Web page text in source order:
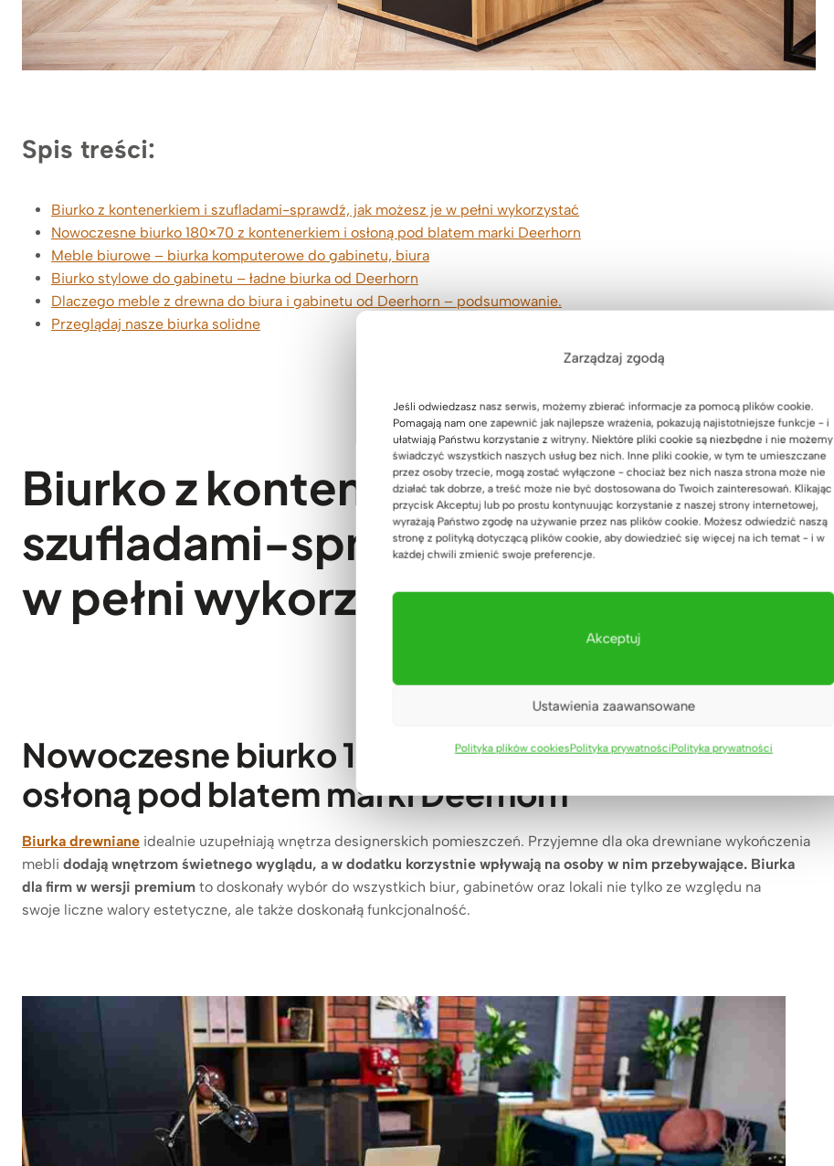
Zarządzaj zgodą
Jeśli odwiedzasz nasz serwis, możemy zbierać informacje za pomocą plików cookie.
Pomagają nam one zapewnić jak najlepsze wrażenia, pokazują najistotniejsze funkcje - i
ułatwiają Państwu korzystanie z witryny. Niektóre pliki cookie są niezbędne i nie możemy
świadczyć wszystkich naszych usług bez nich. Inne pliki cookie, w tym te umieszczane
przez osoby trzecie, mogą zostać wyłączone - chociaż bez nich nasza strona może nie
działać tak dobrze, a treść może nie być dostosowana do Twoich zainteresowań. Klikając
przycisk Akceptuj lub po prostu kontynuując korzystanie z naszej strony internetowej,
wyrażają Państwo zgodę na używanie przez nas plików cookie. Możesz odwiedzić naszą
stronę z polityką dotyczącą plików cookie, aby dowiedzieć się więcej na ich temat - i w
każdej chwili zmienić swoje preferencje.
Akceptuj
Ustawienia zaawansowane
Polityka plików cookiesPolityka prywatnościPolityka prywatności
Spis treści:
Biurko z kontenerkiem i szufladami-sprawdź, jak możesz je w pełni wykorzystać
Nowoczesne biurko 180×70 z kontenerkiem i osłoną pod blatem marki Deerhorn
Meble biurowe – biurka komputerowe do gabinetu, biura
Biurko stylowe do gabinetu – ładne biurka od Deerhorn
Dlaczego meble z drewna do biura i gabinetu od Deerhorn – podsumowanie.
Przeglądaj nasze biurka solidne
Biurko z kontenerkiem i
szufladami-sprawdź, jak możesz je
w pełni wykorzystać
Nowoczesne biurko 180×70 z kontenerkiem i
osłoną pod blatem marki Deerhorn
Biurka drewniane idealnie uzupełniają wnętrza designerskich pomieszczeń. Przyjemne dla oka drewniane wykończenia
mebli dodają wnętrzom świetnego wyglądu, a w dodatku korzystnie wpływają na osoby w nim przebywające. Biurka
dla firm w wersji premium to doskonały wybór do wszystkich biur, gabinetów oraz lokali nie tylko ze względu na
swoje liczne walory estetyczne, ale także doskonałą funkcjonalność.